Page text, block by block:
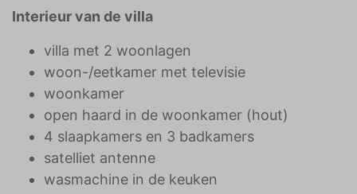
Interieur van de villa
villa met 2 woonlagen
woon-/eetkamer met televisie
woonkamer
open haard in de woonkamer (hout)
4 slaapkamers en 3 badkamers
satelliet antenne
wasmachine in de keuken